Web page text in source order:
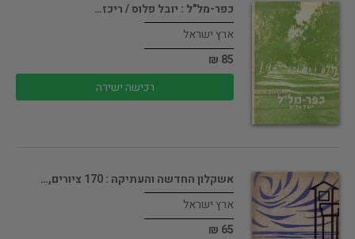
כפר-מל"ל : יובל פלוס / ריכז…
ארץ ישראל
85 ₪
רכישה ישירה
אשקלון החדשה והעתיקה : 170 ציורים,…
ארץ ישראל
65 ₪